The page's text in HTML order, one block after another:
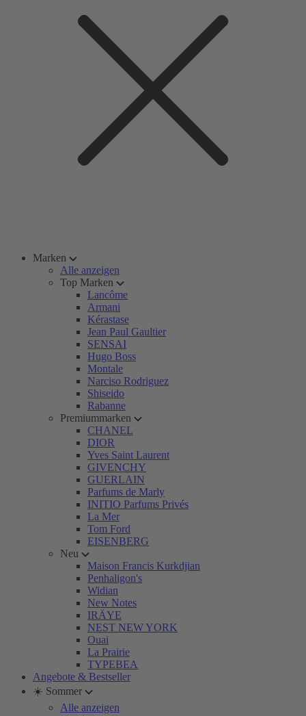
Marken
Alle anzeigen
Top Marken
Lancôme
Armani
Kérastase
Jean Paul Gaultier
SENSAI
Hugo Boss
Montale
Narciso Rodriguez
Shiseido
Rabanne
Premiummarken
CHANEL
DIOR
Yves Saint Laurent
GIVENCHY
GUERLAIN
Parfums de Marly
INITIO Parfums Privés
La Mer
Tom Ford
EISENBERG
Neu
Maison Francis Kurkdjian
Penhaligon's
Widian
New Notes
IRÄYE
NEST NEW YORK
Ouai
La Prairie
TYPEBEA
Angebote & Bestseller
☀️ Sommer
Alle anzeigen